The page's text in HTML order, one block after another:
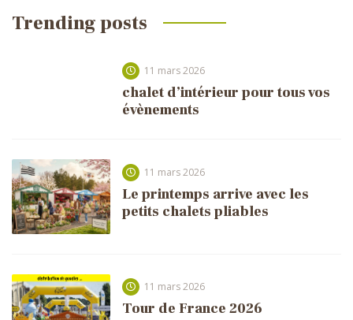
Trending posts
11 mars 2026
chalet d’intérieur pour tous vos
évènements
11 mars 2026
Le printemps arrive avec les
petits chalets pliables
11 mars 2026
Tour de France 2026